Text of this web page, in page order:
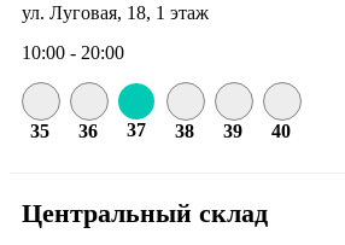
ул. Луговая, 18, 1 этаж
10:00 - 20:00
35 36 37 38 39 40
Центральный склад